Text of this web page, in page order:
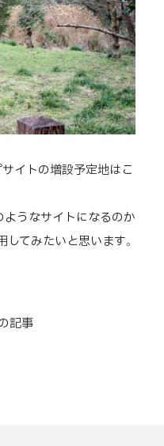
サイトの増設予定地はこ
ようなサイトになるのか
てみたいと思います。
記事